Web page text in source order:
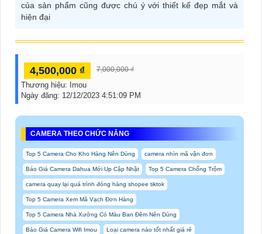
của sản phẩm cũng được chú ý với thiết kế đẹp mắt và
hiện đại
4,500,000 ₫ 7,000,000 ₫
Thương hiệu: Imou
Ngày đăng: 12/12/2023 4:51:09 PM
CAMERA THEO CHỨC NĂNG
Top 5 Camera Cho Kho Hàng Nên Dùng camera nhìn mã vận đơn
Báo Giá Camera Dahua Mới Up Cập Nhật Top 5 Camera Chống Trộm
camera quay lại quá trình đóng hàng shopee tiktok
Top 5 Camera Xem Mã Vạch Đơn Hàng
Top 5 Camera Nhà Xưởng Có Màu Ban Đêm Nên Dùng
Báo Giá Camera Wifi Imou Loại camera nào tốt nhất giá rẻ